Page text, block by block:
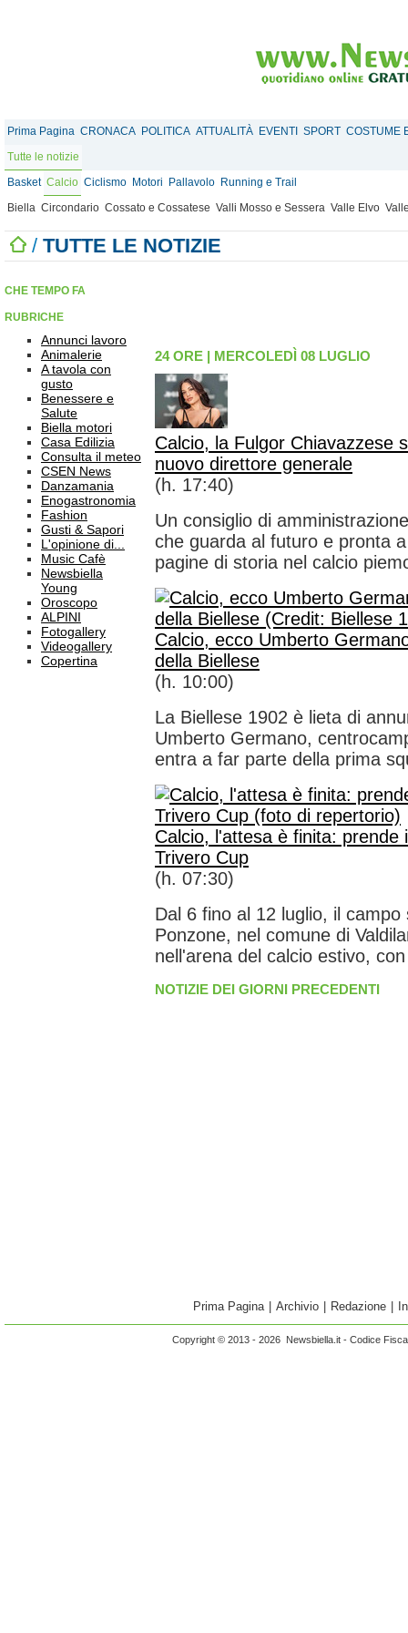
Prima Pagina CRONACA POLITICA ATTUALITÀ EVENTI SPORT COSTUME
Tutte le notizie
Basket Calcio Ciclismo Motori Pallavolo Running e Trail
Biella Circondario Cossato e Cossatese Valli Mosso e Sessera Valle Elvo
/ TUTTE LE NOTIZIE
CHE TEMPO FA
RUBRICHE
Annunci lavoro
Animalerie
A tavola con
gusto
Benessere e
Salute
Biella motori
Casa Edilizia
Consulta il meteo
CSEN News
Danzamania
Enogastronomia
Fashion
Gusti & Sapori
L'opinione di...
Music Cafè
Newsbiella
Young
Oroscopo
ALPINI
Fotogallery
Videogallery
Copertina
24 ORE | MERCOLEDÌ 08 LUGLIO
Calcio, la Fulgor Chiavazzese
nuovo direttore generale
(h. 17:40)
Un consiglio di
che guarda al futuro e pronta
pagine di storia nel calcio
Calcio, ecco Umberto
della Biellese
(h. 10:00)
La Biellese 1902 è lieta di
Umberto Germano,
entra a far parte della prima
Calcio, l'attesa è finita: prende
Trivero Cup
(h. 07:30)
Dal 6 fino al 12 luglio, il
Ponzone, nel comune di
nell'arena del calcio estivo,
NOTIZIE DEI GIORNI PRECEDENTI
Prima Pagina Archivio Redazione
Copyright © 2013 - 2026 Newsbiella.it - Codice